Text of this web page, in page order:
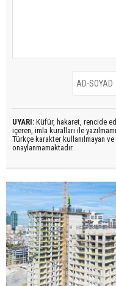
UYARI: Küfür, hakaret, rencide
içeren, imla kuralları ile
Türkçe karakter kullanılmayan
onaylanmamaktadır.